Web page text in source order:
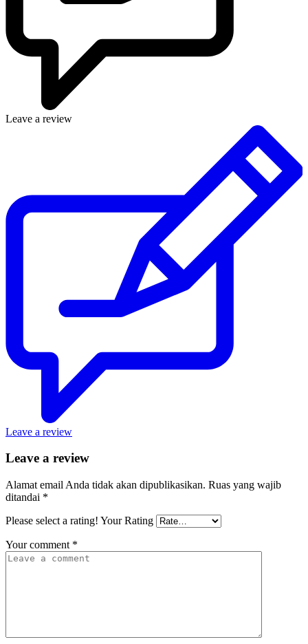
Leave a review
Leave a review
Leave a review
Alamat email Anda tidak akan dipublikasikan. Ruas yang wajib
ditandai *
Please select a rating! Your Rating
Your comment *